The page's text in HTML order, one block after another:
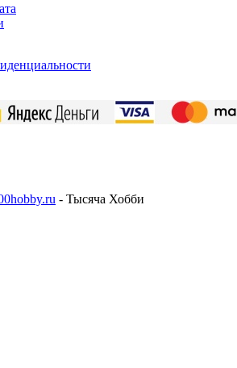
- Тысяча Хобби